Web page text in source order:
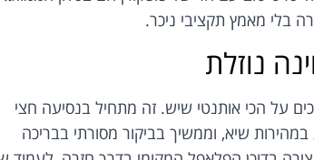
בלי מאמץ תקציבי ניכר.
נוזלת
על הכי אותנטי שיש. זה מתחיל בנסיעה חצי
שיא, וממשיך בביקור מסורתי בבריכה